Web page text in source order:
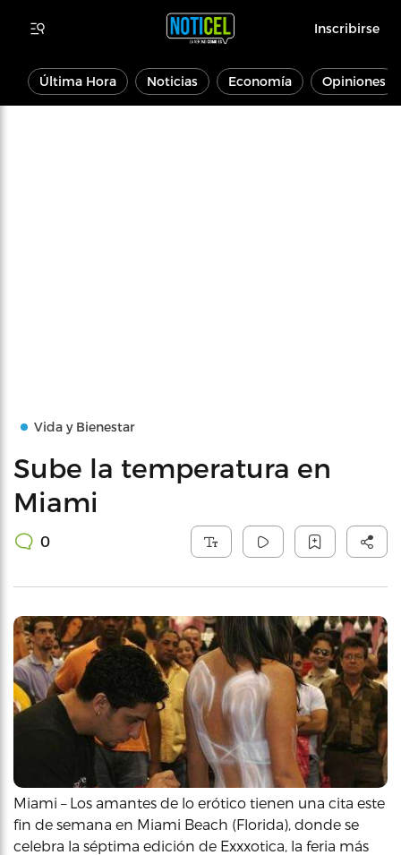
Inscribirse
Última Hora Noticias Economía Opiniones
Vida y Bienestar
Sube la temperatura en
Miami
0
Miami – Los amantes de lo erótico tienen una cita este
fin de semana en Miami Beach (Florida), donde se
celebra la séptima edición de Exxxotica, la feria más